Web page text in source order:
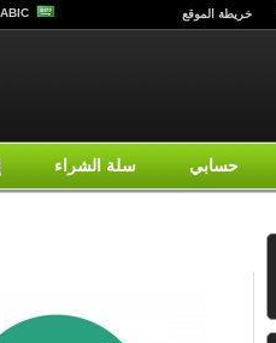
خريطة الموقع
حسابي سلة الشراء